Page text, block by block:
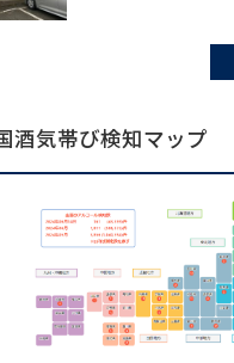
酒気帯び検知マップ